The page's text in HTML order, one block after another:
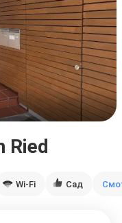
Ried
Wi-Fi Сад